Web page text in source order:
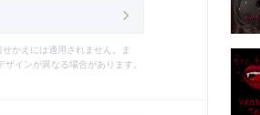
かえには適用されません。ま
インが異なる場合があります。